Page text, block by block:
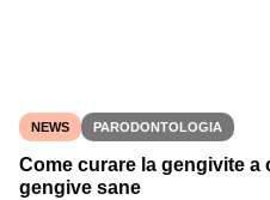
NEWS PARODONTOLOGIA
Come curare la gengivite a
gengive sane